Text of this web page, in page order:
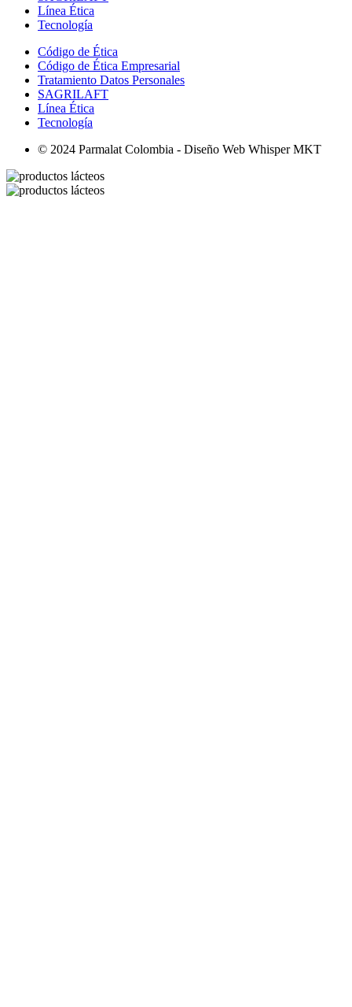
Línea Ética
Tecnología
Código de Ética
Código de Ética Empresarial
Tratamiento Datos Personales
SAGRILAFT
Línea Ética
Tecnología
© 2024 Parmalat Colombia - Diseño Web Whisper MKT